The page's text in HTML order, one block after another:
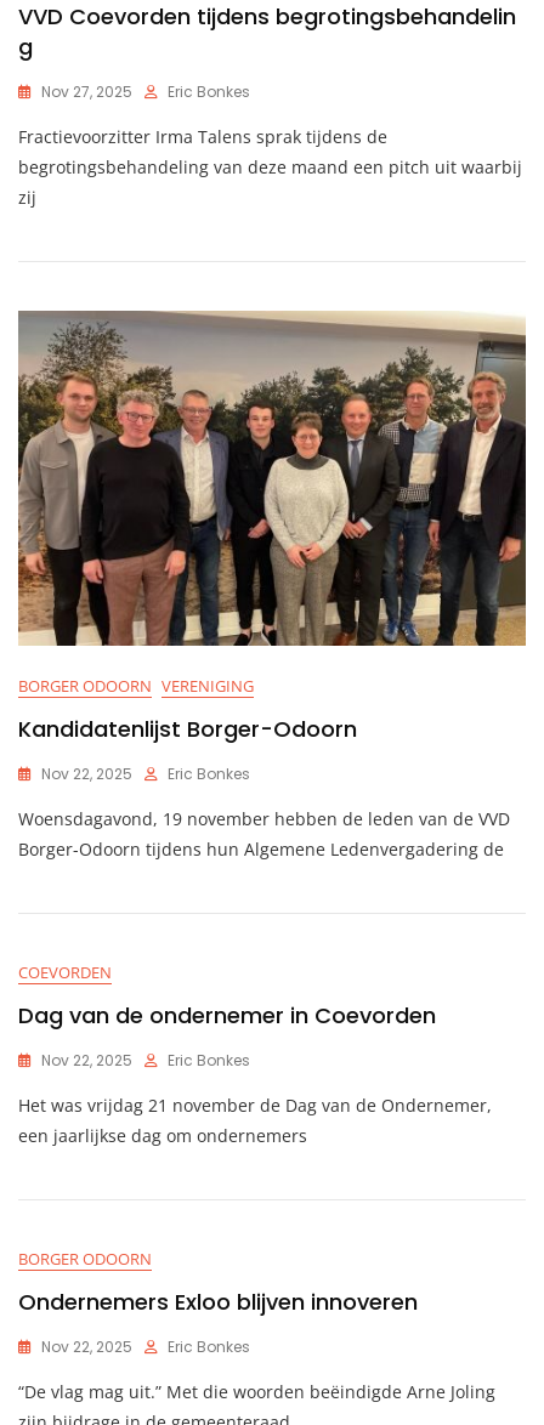
VVD Coevorden tijdens begrotingsbehandelin
g
Nov 27, 2025 Eric Bonkes
Fractievoorzitter Irma Talens sprak tijdens de
begrotingsbehandeling van deze maand een pitch uit waarbij
zij
BORGER ODOORN VERENIGING
Kandidatenlijst Borger-Odoorn
Nov 22, 2025 Eric Bonkes
Woensdagavond, 19 november hebben de leden van de VVD
Borger-Odoorn tijdens hun Algemene Ledenvergadering de
COEVORDEN
Dag van de ondernemer in Coevorden
Nov 22, 2025 Eric Bonkes
Het was vrijdag 21 november de Dag van de Ondernemer,
een jaarlijkse dag om ondernemers
BORGER ODOORN
Ondernemers Exloo blijven innoveren
Nov 22, 2025 Eric Bonkes
“De vlag mag uit.” Met die woorden beëindigde Arne Joling